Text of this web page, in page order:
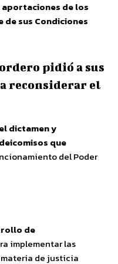
de los
sus Condiciones
pidió a sus
reconsiderar el
dictamen y
que
del Poder
de
implementar las
de justicia